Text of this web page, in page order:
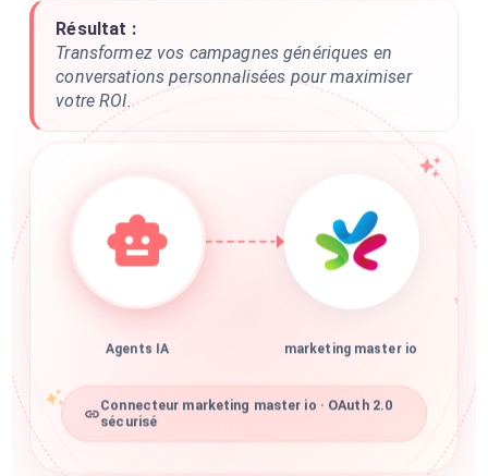
Résultat :
Transformez vos campagnes génériques en
conversations personnalisées pour maximiser
votre ROI.
Agents IA marketing master io
Connecteur marketing master io · OAuth 2.0
sécurisé